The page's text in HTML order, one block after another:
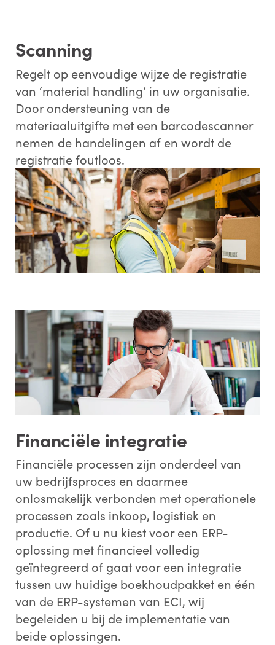
Scanning
Regelt op eenvoudige wijze de registratie
van ‘material handling’ in uw organisatie.
Door ondersteuning van de
materiaaluitgifte met een barcodescanner
nemen de handelingen af en wordt de
registratie foutloos.
Financiële integratie
Financiële processen zijn onderdeel van
uw bedrijfsproces en daarmee
onlosmakelijk verbonden met operationele
processen zoals inkoop, logistiek en
productie. Of u nu kiest voor een ERP-
oplossing met financieel volledig
geïntegreerd of gaat voor een integratie
tussen uw huidige boekhoudpakket en één
van de ERP-systemen van ECI, wij
begeleiden u bij de implementatie van
beide oplossingen.